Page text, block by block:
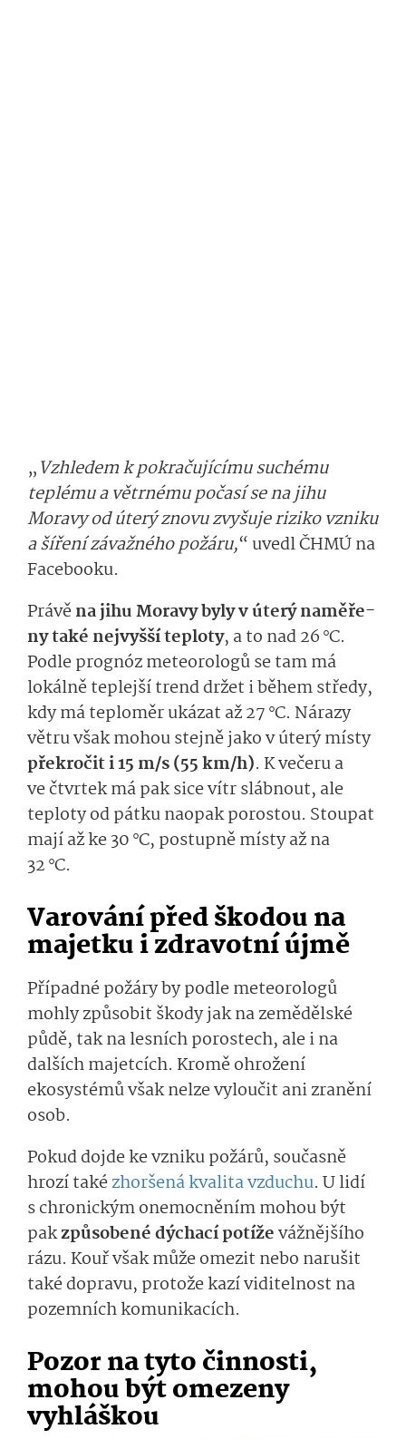
„Vzhledem k pokračujícímu suchému
teplému a větrnému počasí se na jihu
Moravy od úterý znovu zvyšuje riziko vzniku
a šíření závažného požáru,“ uvedlČHMÚna
Facebooku.
Právěna jihu Moravy byly vúterýnaměře­
nytaké nejvyš­ší teploty, a to nad 26 °C.
Podle prognóz meteorologů se tam má
lokálněteplejší trend držet i během středy,
kdy má teploměr ukázat až 27 °C. Nárazy
větruvšakmohou stejně jako v úterý místy
překročit i15 m/s (55 km/h). K ve­čeru a
večtvrtek mápaksice vítr slábnout, ale
teploty od pátku naopak porostou. Stoupat
mají až ke 30 °C, postupněmístyaž na
32 °C.
Varování před škodou na
majetku i zdravotní újmě
Případné požáry by podle meteorologů
mohly způsobit škody jak na zemědělské
půdě, tak na lesních porostech, ale i na
dalších majetcích. Kromě ohrožení
ekosystémů však nelze vyloučit ani zranění
osob.
Pokud dojde ke vzniku požárů, současně
hrozí takézhoršená kvalita vzduchu. U lidí
s chronickým onemocněním mohou být
pakzpůsobené dýchací potíževážnějšího
rázu. Kouř však může omezit nebo narušit
také dopravu, protože kazí viditelnost na
pozemních komunikacích.
Pozor na tyto činnosti,
mohou být omezeny
vyhláškou